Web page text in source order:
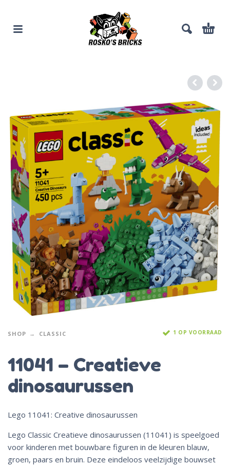
SHOP CLASSIC 1 OP VOORRAAD
11041 – Creatieve
dinosaurussen
Lego 11041: Creative dinosaurussen
Lego Classic Creatieve dinosaurussen (11041) is speelgoed
voor kinderen met bouwbare figuren in de kleuren blauw,
groen, paars en bruin. Deze eindeloos veelzijdige bouwset